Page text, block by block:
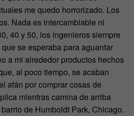
me quedo horrorizado. Los
Nada es intercambiable ni
40 y 50, los ingenieros siempre
se esperaba para aguantar
a mi alrededor productos hechos
al poco tiempo, se acaban
afán por comprar cosas de
mientras camina de arriba
de Humboldt Park, Chicago.